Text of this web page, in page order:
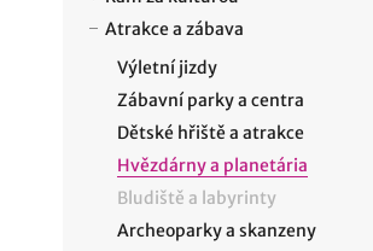
Atrakce a zábava
Výletní jizdy
Zábavní parky a centra
Dětské hřiště a atrakce
Hvězdárny a planetária
Bludiště a labyrinty
Archeoparky a skanzeny